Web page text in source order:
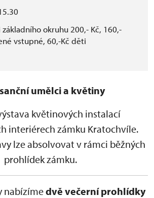
základního okruhu 200,- Kč, 160,-
vstupné, 60,-Kč děti
umělci a květiny
květinových instalací
interiérech zámku Kratochvíle.
lze absolvovat v rámci běžných
prohlídek zámku.
nabízímedvě večerní prohlídky